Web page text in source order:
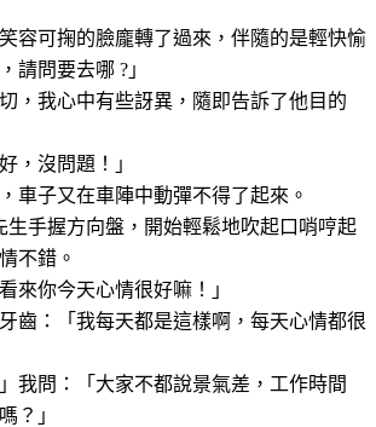
可掬的臉龐轉了過來，伴隨的是輕快愉
請問要去哪 ? 」
我心中有些訝異，隨即告訴了他目的
沒問題！」
車子又在車陣中動彈不得了起來。
生手握方向盤，開始輕鬆地吹起口哨哼起
不錯。
來你今天心情很好嘛！」
：「我每天都是這樣啊，每天心情都很
問：「大家不都說景氣差，工作時間
？」